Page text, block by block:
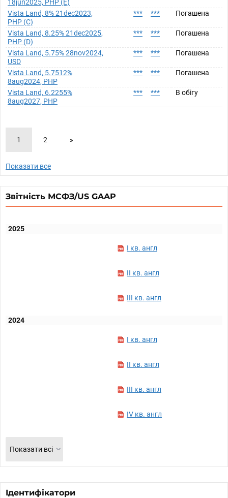
18jun2025, PHP (E)
Vista Land, 8% 21dec2023,
PHP (C)
*** *** Погашена
Vista Land, 8.25% 21dec2025,
PHP (D)
*** *** Погашена
Vista Land, 5.75% 28nov2024,
USD
*** *** Погашена
Vista Land, 5.7512%
8aug2024, PHP
*** *** Погашена
Vista Land, 6.2255%
8aug2027, PHP
*** *** В обігу
1 2 »
Показати все
Звітність МСФЗ/US GAAP
2025
I кв. англ
II кв. англ
III кв. англ
2024
I кв. англ
II кв. англ
III кв. англ
IV кв. англ
Показати всі
Ідентифікатори